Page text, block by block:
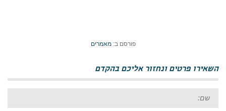
פורסם ב:מאמרים
השאירו פרטים ונחזור אליכם בהקדם